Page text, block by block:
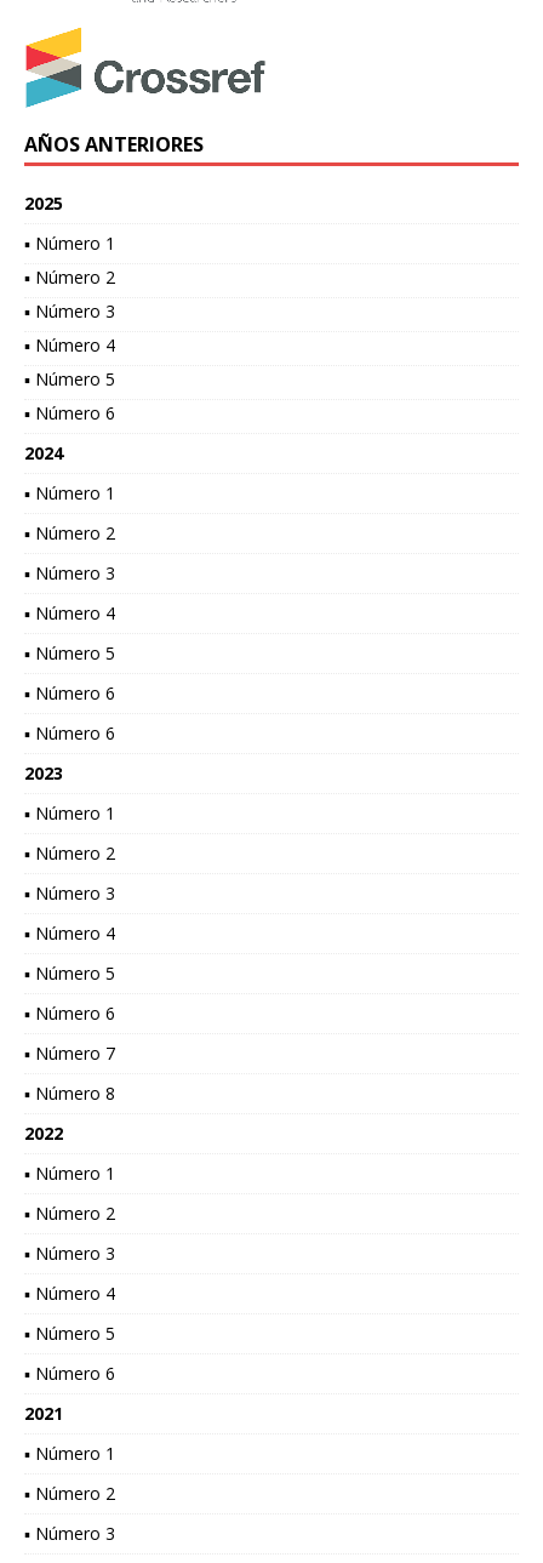
AÑOS ANTERIORES
2025
▪ Número 1
▪ Número 2
▪ Número 3
▪ Número 4
▪ Número 5
▪ Número 6
2024
▪ Número 1
▪ Número 2
▪ Número 3
▪ Número 4
▪ Número 5
▪ Número 6
▪ Número 6
2023
▪ Número 1
▪ Número 2
▪ Número 3
▪ Número 4
▪ Número 5
▪ Número 6
▪ Número 7
▪ Número 8
2022
▪ Número 1
▪ Número 2
▪ Número 3
▪ Número 4
▪ Número 5
▪ Número 6
2021
▪ Número 1
▪ Número 2
▪ Número 3